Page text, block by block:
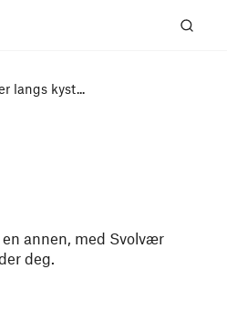
langs kyst...
annen, med Svolvær
deg.